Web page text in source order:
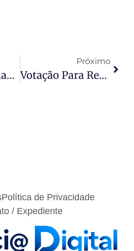
Déficit De Armazenagem Supera Um Terço Da Safra: 120 Milhões De Toneladas
Próximo
Votação Para Receita Cuiabana Em Concurso Nacional Termina Sábado
Política de Privacidade
/ Expediente